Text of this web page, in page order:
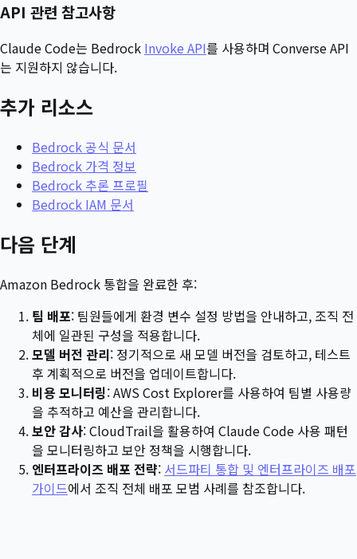
API 관련 참고사항
Claude Code는 Bedrock Invoke API를 사용하며 Converse API
는 지원하지 않습니다.
추가 리소스
Bedrock 공식 문서
Bedrock 가격 정보
Bedrock 추론 프로필
Bedrock IAM 문서
다음 단계
Amazon Bedrock 통합을 완료한 후:
팀 배포: 팀원들에게 환경 변수 설정 방법을 안내하고, 조직 전
체에 일관된 구성을 적용합니다.
모델 버전 관리: 정기적으로 새 모델 버전을 검토하고, 테스트
후 계획적으로 버전을 업데이트합니다.
비용 모니터링: AWS Cost Explorer를 사용하여 팀별 사용량
을 추적하고 예산을 관리합니다.
보안 감사: CloudTrail을 활용하여 Claude Code 사용 패턴
을 모니터링하고 보안 정책을 시행합니다.
엔터프라이즈 배포 전략: 서드파티 통합 및 엔터프라이즈 배포
가이드에서 조직 전체 배포 모범 사례를 참조합니다.